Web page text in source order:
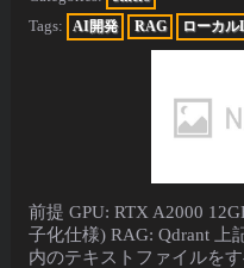
Tags:
AI開発 RAG ローカ
前提 GPU: RTX A2000
子化仕様) RAG: Qdrant 上
内のテキストファイルを